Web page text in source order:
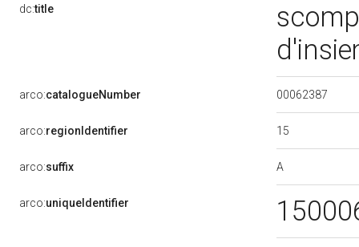
dc:title
arco:catalogueNumber 00062387
arco:regionIdentifier 15
arco:suffix A
arco:uniqueIdentifier